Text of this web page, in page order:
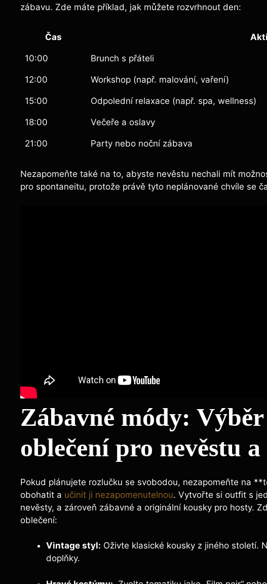
zábavu. Zde máte příklad,⁤ jak můžete rozvrhnout den:
Čas
10:00 Brunch s přáteli
12:00 Workshop⁣ (např. malování, vaření)
15:00 Odpolední​ relaxace (např. spa, wellness)
18:00 Večeře a oslavy
21:00 Party nebo noční zábava
Nezapomeňte také ‍na⁣ to, abyste​ nevěstu nechali ⁢mít
pro spontaneitu, ⁢protože právě tyto⁢ neplánované chvíle se‍
Zábavné⁣ módy:
oblečení pro nevěstu
Pokud ⁣plánujete rozlučku⁢ se⁣ svobodou, nezapomeňte na
⁤obohatit a​ učinit ji nezapomenutelnou. Vytvořte‍ si‌ outfit s
nevěsty, a ‌zároveň zábavné⁢ a originální kousky ⁣pro hosty.
oblečení:
Vintage⁣ styl: Oživte⁣ klasické⁢ kousky z jiného století.
doplňky.